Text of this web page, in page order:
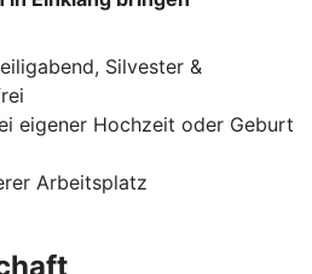
Silvester &
eigener Hochzeit oder Geburt
Arbeitsplatz